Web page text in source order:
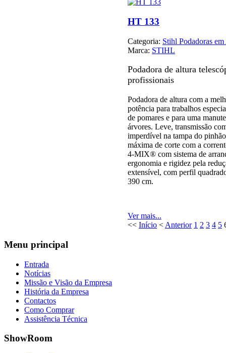
HT 133
Categoria: Stihl Podadoras
Marca: STIHL
Podadora de altura
profissionais
Podadora de altura com a
potência para trabalhos
de pomares e para uma
árvores. Leve, transmissão
imperdível na tampa do
máxima de corte com a
4-MIX® com sistema de
ergonomia e rigidez pela
extensível, com perfil
390 cm.
Ver mais...
<< Início < Anterior 1 2 3 4 5
Menu principal
Entrada
Notícias
Missão e Visão da Empresa
História da Empresa
Contactos
Como Comprar
Assistência Técnica
ShowRoom